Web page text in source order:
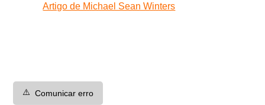
Artigo de Michael Sean Winters
⚠️ Comunicar erro